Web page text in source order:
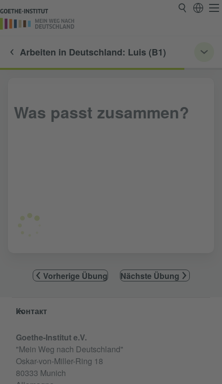
Arbeiten in Deutschland: Luis (B1)
Was passt zusammen?
Vorherige Übung Nächste Übung
Service- und Informationsbereich
Контакт
Goethe-Institut e.V.
"Mein Weg nach Deutschland"
Oskar-von-Miller-Ring 18
80333 Munich